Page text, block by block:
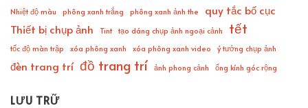
Nhiệt độ màu
phông xanh trắng phông xanh ảnh the
quy tắc bố cục
Thiết bị chụp ảnh
Tint tạo dáng chụp ảnh ngoại cảnh tết
tốc độ màn trập xóa phông xanh xóa phông xanh video ý tưởng chụp ảnh
đèn trang trí đồ trang trí ảnh phong cảnh ống kính góc rộng
LƯU TRỮ